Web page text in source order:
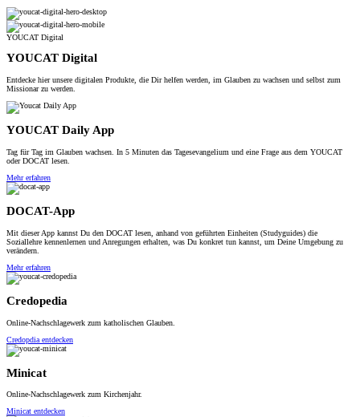
YOUCAT Digital
YOUCAT Digital
Entdecke hier unsere digitalen Produkte, die Dir helfen werden, im Glauben zu wachsen und selbst zum
Missionar zu werden.
YOUCAT Daily App
Tag für Tag im Glauben wachsen. In 5 Minuten das Tagesevangelium und eine Frage aus dem YOUCAT
oder DOCAT lesen.
Mehr erfahren
DOCAT-App
Mit dieser App kannst Du den DOCAT lesen, anhand von geführten Einheiten (Studyguides) die
Soziallehre kennenlernen und Anregungen erhalten, was Du konkret tun kannst, um Deine Umgebung zu
verändern.
Mehr erfahren
Credopedia
Online-Nachschlagewerk zum katholischen Glauben.
Credopdia entdecken
Minicat
Online-Nachschlagewerk zum Kirchenjahr.
Minicat entdecken